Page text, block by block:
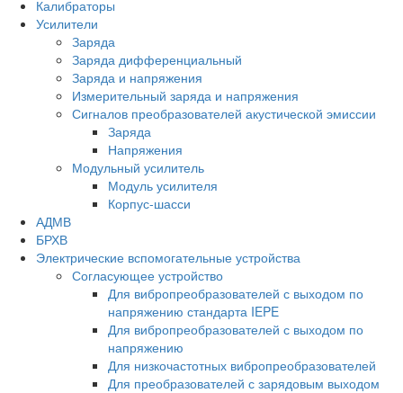
Калибраторы
Усилители
Заряда
Заряда дифференциальный
Заряда и напряжения
Измерительный заряда и напряжения
Сигналов преобразователей акустической эмиссии
Заряда
Напряжения
Модульный усилитель
Модуль усилителя
Корпус-шасси
АДМВ
БРХВ
Электрические вспомогательные устройства
Согласующее устройство
Для вибропреобразователей с выходом по
напряжению стандарта IEPE
Для вибропреобразователей с выходом по
напряжению
Для низкочастотных вибропреобразователей
Для преобразователей с зарядовым выходом